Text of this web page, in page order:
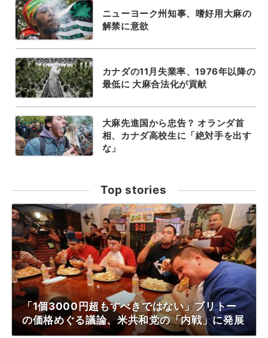
ニューヨーク州知事、嗜好用大麻の
解禁に意欲
カナダの11月失業率、1976年以降の
最低に 大麻合法化が貢献
大麻先進国から忠告？ オランダ首
相、カナダ高校生に「絶対手を出す
な」
Top stories
「1個3000円超もすべきではない」ブリトー
の価格めぐる議論、米共和党の「内戦」に発展